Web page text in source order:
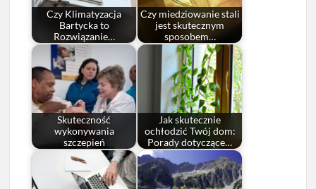
Czy Klimatyzacja
Bartycka to
Rozwiązanie…
Czy miedziowanie stali
jest skutecznym
sposobem…
Skuteczność
wykonywania
szczepień
Jak skutecznie
ochłodzić Twój dom:
Porady dotyczące…